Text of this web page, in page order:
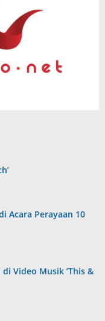
Acara Perayaan 10
Video Musik ‘This &